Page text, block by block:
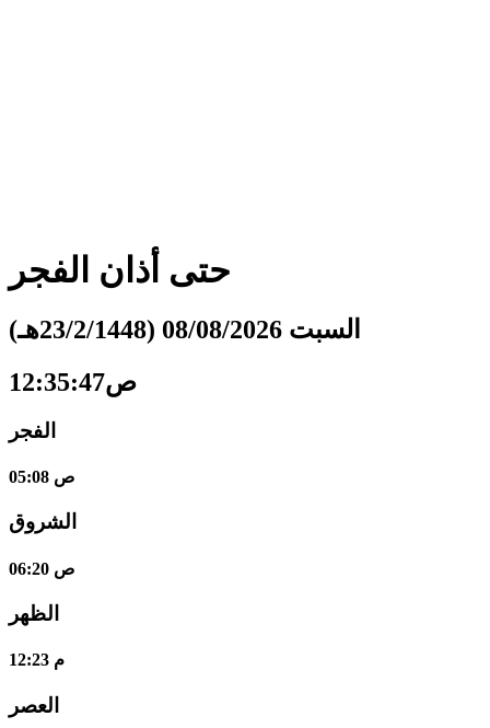
حتى أذان الفجر
السبت 08/08/2026 (23/2/1448هـ)
12:35:48ص
الفجر
05:08 ص
الشروق
06:20 ص
الظهر
12:23 م
العصر